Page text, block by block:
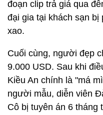
đoạn clip trả giá qua
đại gia tại khách sạn
xao.
Cuối cùng, người đẹp
9.000 USD. Sau khi
Kiều An chính là "má
người mẫu, diễn viên
Cô bị tuyên án 6 tháng